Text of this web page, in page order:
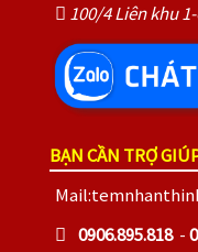
100/4 Liên khu
BẠN CẦN TRỢ
0906.895.818 -